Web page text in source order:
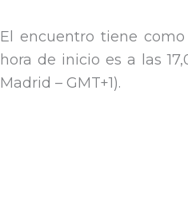
El encuentro tiene
hora de inicio es a las
Madrid – GMT+1).